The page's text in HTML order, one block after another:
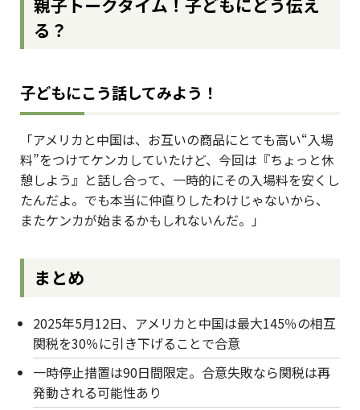
る？
子どもにこう話してみよう！
「アメリカと中国は、お互いの商品にとても高い“入場
料”をつけてケンカしていたけど、今回は『ちょっと休
憩しよう』と話し合って、一時的にその入場料を安くし
たんだよ。でも本当に仲直りしたわけじゃないから、
またケンカが始まるかもしれないんだ。」
まとめ
2025年5月12日、アメリカと中国は最大145％の相互
関税を30％に引き下げることで合意
一時停止措置は90日間限定。合意失敗なら関税は再
発動される可能性あり